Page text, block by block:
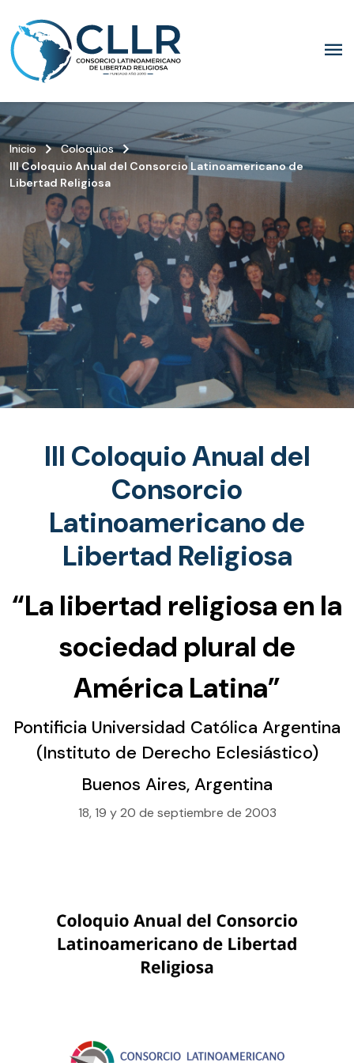
menu
Inicio keyboard_arrow_right Coloquios keyboard_arrow_right
III Coloquio Anual del Consorcio Latinoamericano de
Libertad Religiosa
III Coloquio Anual del
Consorcio
Latinoamericano de
Libertad Religiosa
“La libertad religiosa en la
sociedad plural de
América Latina”
Pontificia Universidad Católica Argentina
(Instituto de Derecho Eclesiástico)
Buenos Aires, Argentina
18, 19 y 20 de septiembre de 2003